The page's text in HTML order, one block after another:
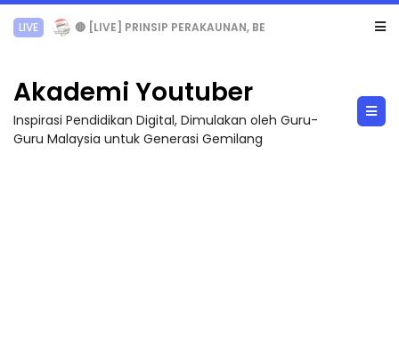
TRANSFORMASI DIGITAL GURU SIRI 7 : PAHLAWAN DIGITAL PENYELAMAT DUNIA
Akademi Youtuber
Inspirasi Pendidikan Digital, Dimulakan oleh Guru-
Guru Malaysia untuk Generasi Gemilang